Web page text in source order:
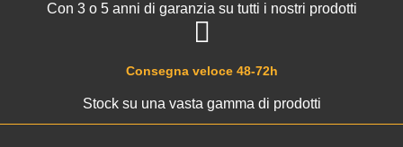
Consegna veloce 48-72h
Stock su una vasta gamma di prodotti
Con 3 o 5 anni di garanzia su tutti i nostri prodotti